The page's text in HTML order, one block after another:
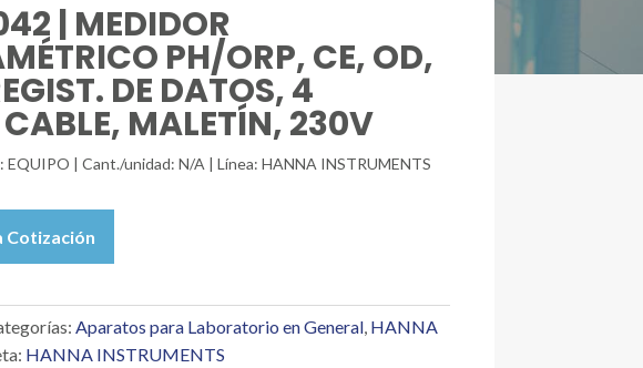
| MEDIDOR
PH/ORP, CE, OD,
DE DATOS, 4
CABLE, MALETÍN, 230V
| Cant./unidad: N/A | Línea: HANNA INSTRUMENTS
Cotización
Aparatos para Laboratorio en General, HANNA
HANNA INSTRUMENTS